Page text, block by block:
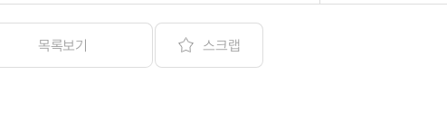
목록보기 스크랩